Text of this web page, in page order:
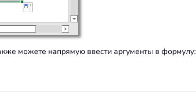
можете напрямую ввести аргументы в формулу: